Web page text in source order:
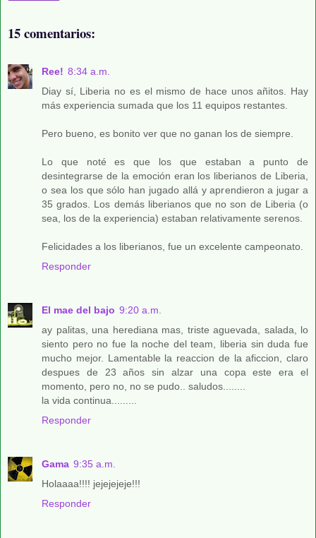
15 comentarios:
Ree! 8:34 a.m.
Diay sí, Liberia no es el mismo de hace unos añitos. Hay
más experiencia sumada que los 11 equipos restantes.
Pero bueno, es bonito ver que no ganan los de siempre.
Lo que noté es que los que estaban a punto de
desintegrarse de la emoción eran los liberianos de Liberia,
o sea los que sólo han jugado allá y aprendieron a jugar a
35 grados. Los demás liberianos que no son de Liberia (o
sea, los de la experiencia) estaban relativamente serenos.
Felicidades a los liberianos, fue un excelente campeonato.
Responder
El mae del bajo 9:20 a.m.
ay palitas, una herediana mas, triste aguevada, salada, lo
siento pero no fue la noche del team, liberia sin duda fue
mucho mejor. Lamentable la reaccion de la aficcion, claro
despues de 23 años sin alzar una copa este era el
momento, pero no, no se pudo.. saludos........
la vida continua.........
Responder
Gama 9:35 a.m.
Holaaaa!!!! jejejejeje!!!
Responder